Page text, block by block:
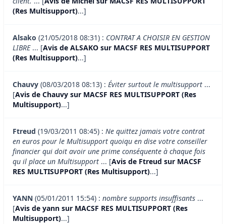
(Res Multisupport)...]
Alsako (21/05/2018 08:31) : CONTRAT A CHOISIR EN GESTION
LIBRE... [Avis de ALSAKO sur MACSF RES MULTISUPPORT
(Res Multisupport)...]
Chauvy (08/03/2018 08:13) : Éviter surtout le multisupport ...
[Avis de Chauvy sur MACSF RES MULTISUPPORT (Res
Multisupport)...]
Ftreud (19/03/2011 08:45) : Ne quittez jamais votre contrat
en euros pour le Multisupport quoiqu en dise votre conseiller
financier qui doit avoir une prime conséquente à chaque fois
qu il place un Multisupport ... [Avis de Ftreud sur MACSF
RES MULTISUPPORT (Res Multisupport)...]
YANN (05/01/2011 15:54) : nombre supports insuffisants ...
[Avis de yann sur MACSF RES MULTISUPPORT (Res
Multisupport)...]